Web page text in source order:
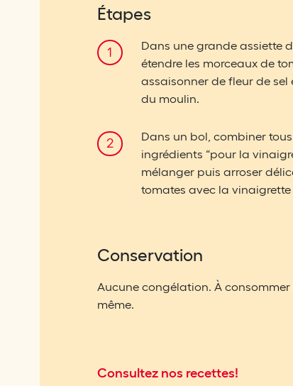
Étapes
Dans une grande assiette
étendre les morceaux de
assaisonner de fleur de sel
du moulin.
Dans un bol, combiner tous
ingrédients “pour la
mélanger puis arroser
tomates avec la vinaigrette
Conservation
Aucune congélation. À consommer
même.
Consultez nos recettes!